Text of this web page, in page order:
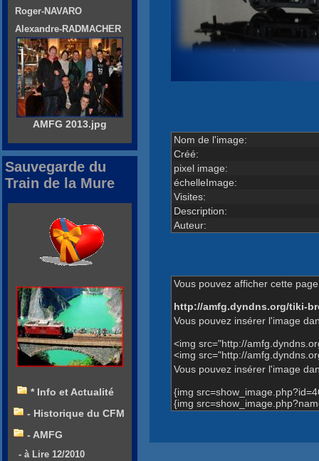
Nom de l'image:
Créé:
pixel image:
échelleImage:
Visites:
Description:
Auteur:
Vous pouvez afficher cette
http://amfg.dyndns.org/tiki-
Vous pouvez insérer l'image
<img src="http://
<img src="http://
Vous pouvez insérer l'image
{img
{img
Roger-NAVARO
Alexandre-RADMACHER
AMFG 2013.jpg
Sauvegarde du
Train de la Mure
* Info et Actualité
- Historique du CFM
- AMFG
- à Lire 12/2010